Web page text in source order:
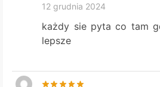
12 grudnia 2024
każdy sie pyta co tam
lepsze